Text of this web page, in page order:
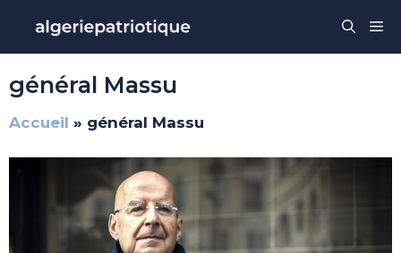
contenu
général Massu
Accueil » général Massu